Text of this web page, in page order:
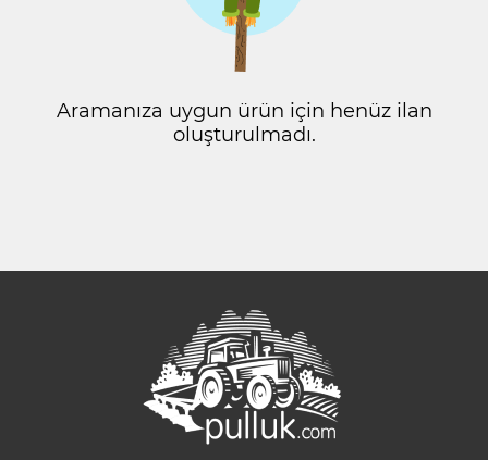
Aramanıza uygun ürün için henüz ilan
oluşturulmadı.